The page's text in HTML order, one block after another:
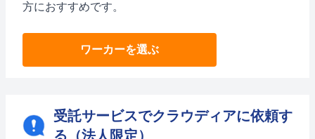
方におすすめです。
ワーカーを選ぶ
受託サービスでクラウディアに依頼す
る（法人限定）